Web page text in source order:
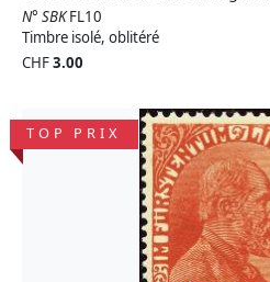
N° SBKFL10
Timbre isolé, oblitéré
CHF3.00
TOP PRIX